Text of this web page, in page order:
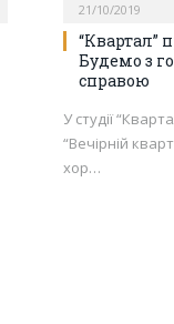
21/10/2019
“Квартал”
Будемо з
справою
У студії
“Вечірній
хор…